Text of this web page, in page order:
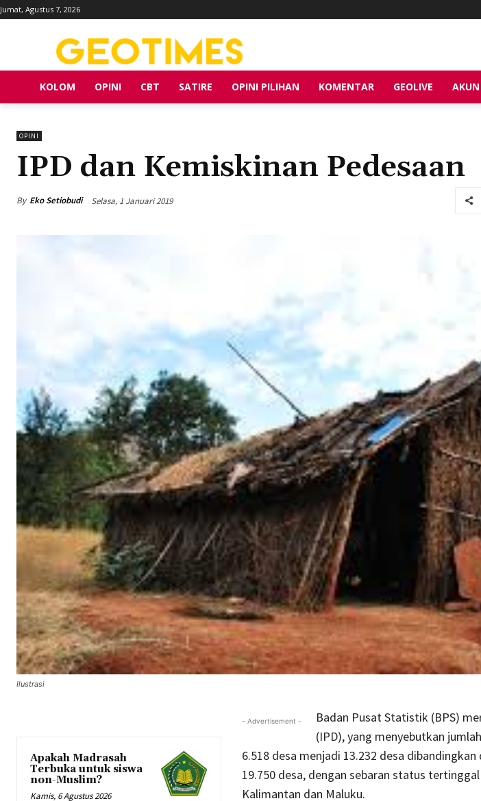
Jumat, Agustus 7, 2026
KOLOM OPINI CBT SATIRE OPINI PILIHAN KOMENTAR GEOLIVE AKUN
OPINI
IPD dan Kemiskinan Pedesaan
By Eko Setiobudi Selasa, 1 Januari 2019
Ilustrasi
Apakah Madrasah
Terbuka untuk siswa
non-Muslim?
Kamis, 6 Agustus 2026
- Advertisement -
Badan Pusat Statistik (BPS)
(IPD), yang menyebutkan
6.518 desa menjadi 13.232 desa
19.750 desa, dengan sebaran status
Kalimantan dan Maluku.